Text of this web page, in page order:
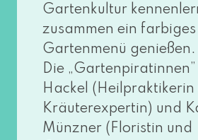
Gartenkultur
zusam­men ein far­bi­ges
Gartenmenü genie­ßen.
Die
Hackel (Heilpraktikerin
Kräuterexpertin) und
Münzner (Floristin und